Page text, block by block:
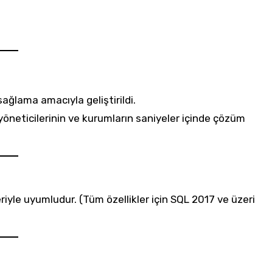
amacıyla geliştirildi.
ve kurumların saniyeler içinde çözüm
uyumludur. (Tüm özellikler için SQL 2017 ve üzeri